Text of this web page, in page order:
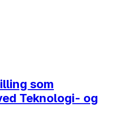
som
Teknologi- og